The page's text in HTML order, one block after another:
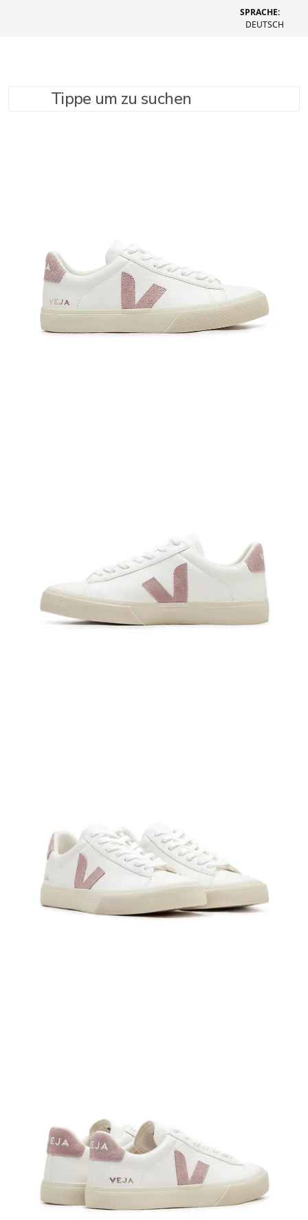
SPRACHE:
DEUTSCH
Tippe um zu suchen